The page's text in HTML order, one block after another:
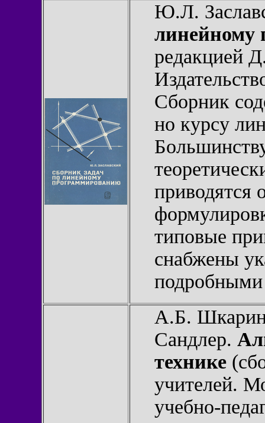
Ю.Л.
линейному
редакцией
Сборник
но курсу
приводятся
типовые
снабжены
А.Б.
Сандлер.
технике
учителей.
учебно-